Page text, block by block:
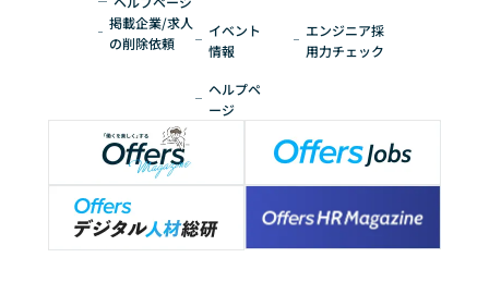
掲載企業/求人
の削除依頼
イベント
情報
ヘルプペ
ージ
エンジニア採
用力チェック